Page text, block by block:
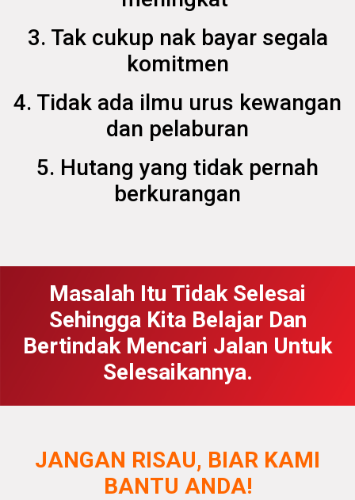
3. Tak cukup nak bayar segala
komitmen
4. Tidak ada ilmu urus kewangan
dan pelaburan
5. Hutang yang tidak pernah
berkurangan
Masalah Itu Tidak Selesai
Sehingga Kita Belajar Dan
Bertindak Mencari Jalan Untuk
Selesaikannya.
JANGAN RISAU, BIAR KAMI
BANTU ANDA!